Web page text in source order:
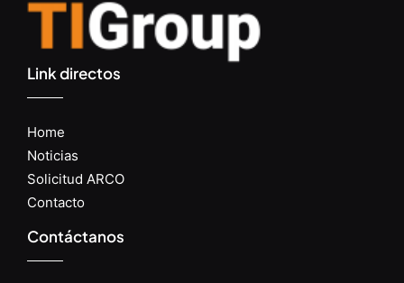
Link directos
Home
Noticias
Solicitud ARCO
Contacto
Contáctanos